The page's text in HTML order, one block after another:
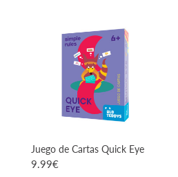
Juego de Cartas Quick Eye
9.99€